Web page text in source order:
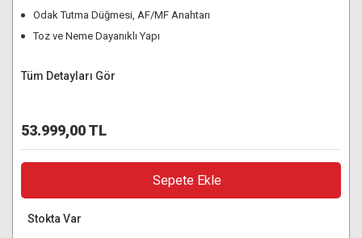
Odak Tutma Düğmesi, AF/MF Anahtarı
Toz ve Neme Dayanıklı Yapı
Tüm Detayları Gör
53.999,00 TL
Sepete Ekle
Stokta Var